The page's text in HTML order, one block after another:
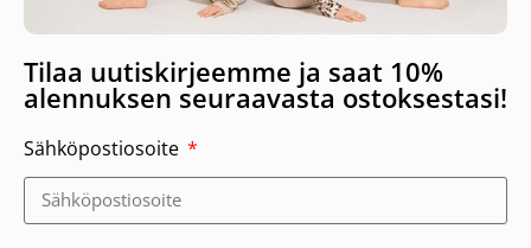
39,90€ 35,91
Tilaa uutiskirjeemme ja saat 10%
alennuksen seuraavasta ostoksestasi!
Sähköpostiosoite